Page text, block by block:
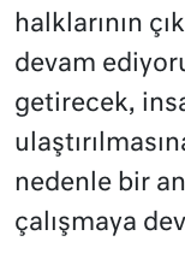
halklarının
devam
getirecek,
nedenle bir
çalışmaya